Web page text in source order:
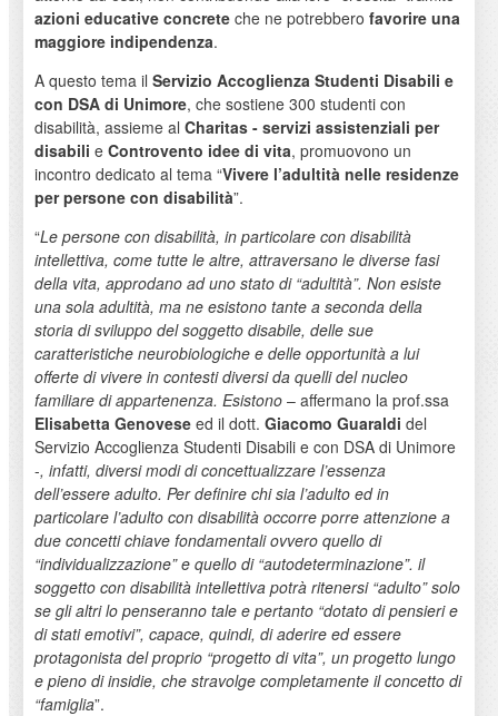
azioni educative concreteche ne potrebbero favorire una
maggiore indipendenza.
A questo tema il Servizio Accoglienza Studenti Disabili e
con DSA di Unimore, che sostiene 300 studenti con
disabilità, assieme al Charitas - servizi assistenziali per
disabili e Controvento idee di vita, promuovono un
incontro dedicato al tema “Vivere l’adultità nelle residenze
per persone con disabilità”.
“Le persone con disabilità, in particolare con disabilità
intellettiva, come tutte le altre, attraversano le diverse fasi
della vita, approdano ad uno stato di “adultità”. Non esiste
una sola adultità, ma ne esistono tante a seconda della
storia di sviluppo del soggetto disabile, delle sue
caratteristiche neurobiologiche e delle opportunità a lui
offerte di vivere in contesti diversi da quelli del nucleo
familiare di appartenenza. Esistono – affermano la prof.ssa
Elisabetta Genoveseed il dott. Giacomo Guaraldi del
Servizio Accoglienza Studenti Disabili e con DSA di Unimore
-, infatti, diversi modi di concettualizzare l’essenza
dell’essere adulto. Per definire chi sia l’adulto ed in
particolare l’adulto con disabilità occorre porre attenzione a
due concetti chiave fondamentali ovvero quello di
“individualizzazione” e quello di “autodeterminazione”. il
soggetto con disabilità intellettiva potrà ritenersi “adulto” solo
se gli altri lo penseranno tale e pertanto “dotato di pensieri e
di stati emotivi”, capace, quindi, di aderire ed essere
protagonista del proprio “progetto di vita”, un progetto lungo
e pieno di insidie, che stravolge completamente il concetto di
“famiglia”.